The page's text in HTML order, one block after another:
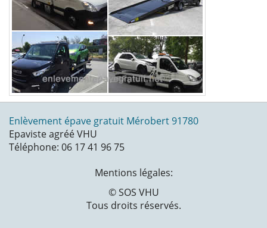
Enlèvement épave gratuit Mérobert 91780
Epaviste agréé VHU
Téléphone: 06 17 41 96 75
Mentions légales:
© SOS VHU
Tous droits réservés.